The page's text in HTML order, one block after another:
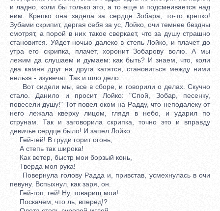
и ладно, коли бы только это, а то еще и подсмеивается над
ним. Крепко она задела за сердце Зобара, то-то крепко!
Зубами скрипит, дергая себя за ус, Лойко, очи темнее бездны
смотрят, а порой в них такое сверкает, что за душу страшно
становится. Уйдет ночью далеко в степь Лойко, и плачет до
утра его скрипка, плачет, хоронит Зобарову волю. А мы
лежим да слушаем и думаем: как быть? И знаем, что, коли
два камня друг на друга катятся, становиться между ними
нельзя - изувечат. Так и шло дело.
Вот сидели мы, все в сборе, и говорили о делах. Скучно
стало. Данило и просит Лойко: "Спой, Зобар, песенку,
повесели душу!" Тот повел оком на Радду, что неподалеку от
него лежала кверху лицом, глядя в небо, и ударил по
струнам. Так и заговорила скрипка, точно это и вправду
девичье сердце было! И запел Лойко:
Гей-гей! В груди горит огонь,
А степь так широка!
Как ветер, быстр мои борзый конь,
Тверда моя рука!
Повернула голову Радда и, привстав, усмехнулась в очи
певуну. Вспыхнул, как заря, он.
Гей-гоп, гей! Ну, товарищ мои!
Поскачем, что ль, вперед!?